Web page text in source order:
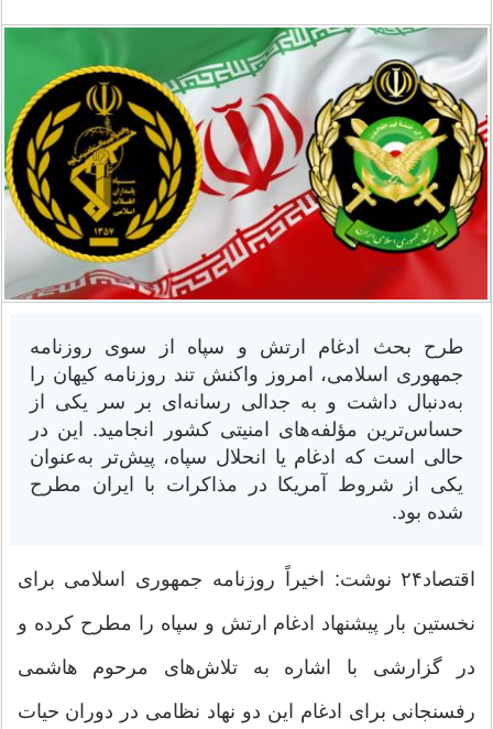
طرح بحث ادغام ارتش و سپاه از سوی روزنامه
جمهوری اسلامی، امروز واکنش تند روزنامه کیهان را
به‌دنبال داشت و به جدالی رسانه‌ای بر سر یکی از
حساس‌ترین مؤلفه‌های امنیتی کشور انجامید. این در
حالی است که ادغام یا انحلال سپاه، پیش‌تر به‌عنوان
یکی از شروط آمریکا در مذاکرات با ایران مطرح
شده بود.
اقتصاد۲۴ نوشت: اخیراً روزنامه جمهوری اسلامی برای
نخستین بار پیشنهاد ادغام ارتش و سپاه را مطرح کرده و
در گزارشی با اشاره به تلاش‌های مرحوم هاشمی
رفسنجانی برای ادغام این دو نهاد نظامی در دوران حیات